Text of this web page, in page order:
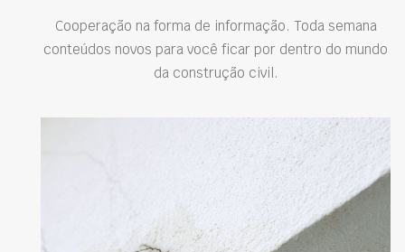
Cooperação na forma de informação. Toda semana
conteúdos novos para você ficar por dentro do mundo
da construção civil.